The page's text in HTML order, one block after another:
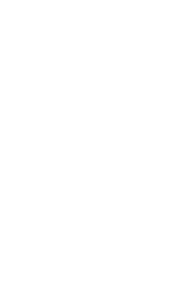
vivants